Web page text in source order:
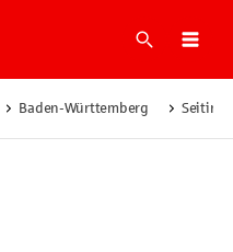
Suche
Baden-Württemberg